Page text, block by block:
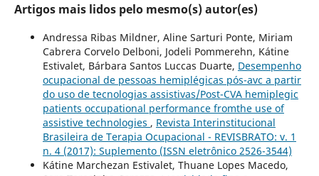
Artigos mais lidos pelo mesmo(s) autor(es)
Andressa Ribas Mildner, Aline Sarturi Ponte, Miriam
Cabrera Corvelo Delboni, Jodeli Pommerehn, Kátine
Estivalet, Bárbara Santos Luccas Duarte, Desempenho
ocupacional de pessoas hemiplégicas pós-avc a partir
do uso de tecnologias assistivas/Post-CVA hemiplegic
patients occupational performance fromthe use of
assistive technologies , Revista Interinstitucional
Brasileira de Terapia Ocupacional - REVISBRATO: v. 1
n. 4 (2017): Suplemento (ISSN eletrônico 2526-3544)
Kátine Marchezan Estivalet, Thuane Lopes Macedo,